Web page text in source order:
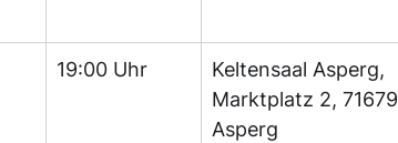
19:00 Uhr
Keltensaal Asperg,
Marktplatz 2, 71679
Asperg